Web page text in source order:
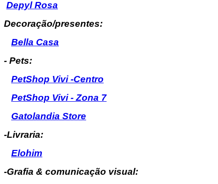
Depyl Rosa
Decoração/presentes:
Bella Casa
- Pets:
PetShop Vivi -Centro
PetShop Vivi - Zona 7
Gatolandia Store
-Livraria:
Elohim
-Grafia & comunicação visual: